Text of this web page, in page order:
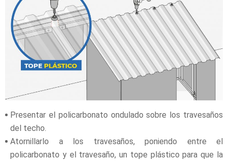
Presentar el policarbonato ondulado sobre los travesaños
del techo.
Atornillarlo a los travesaños, poniendo entre el
policarbonato y el travesaño, un tope plástico para que la